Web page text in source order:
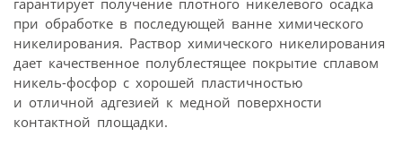
гарантирует получение плотного никелевого осадка
при обработке в последующей ванне химического
никелирования. Раствор химического никелирования
дает качественное полублестящее покрытие сплавом
никель-фосфор с хорошей пластичностью
и отличной адгезией к медной поверхности
контактной площадки.